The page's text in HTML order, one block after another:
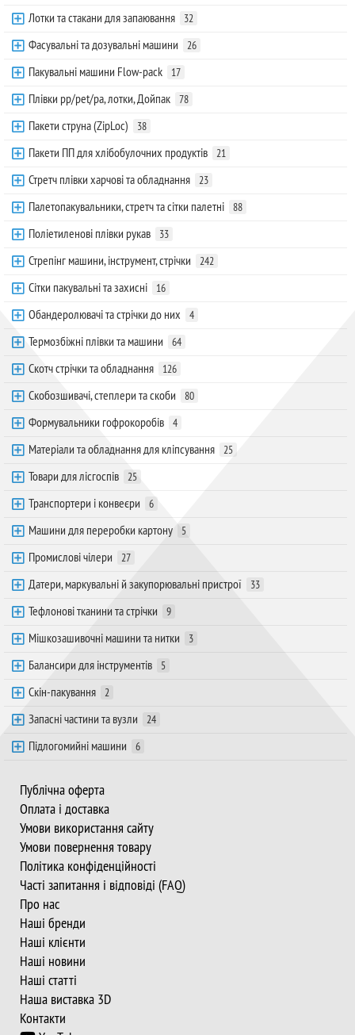
Лотки та стакани для запаювання 32
Фасувальні та дозувальні машини 26
Пакувальні машини Flow-pack 17
Плівки pp/pet/pa, лотки, Дойпак 78
Пакети струна (ZipLoc) 38
Пакети ПП для хлібобулочних продуктів 21
Стретч плівки харчові та обладнання 23
Палетопакувальники, стретч та сітки палетні 88
Поліетиленові плівки рукав 33
Стрепінг машини, інструмент, стрічки 242
Сітки пакувальні та захисні 16
Обандеролювачі та стрічки до них 4
Термозбіжні плівки та машини 64
Скотч стрічки та обладнання 126
Скобозшивачі, степлери та скоби 80
Формувальники гофрокоробів 4
Матеріали та обладнання для кліпсування 25
Товари для лісгоспів 25
Транспортери і конвеєри 6
Машини для переробки картону 5
Промислові чілери 27
Датери, маркувальні й закупорювальні пристрої 33
Тефлонові тканини та стрічки 9
Мішкозашивочні машини та нитки 3
Балансири для інструментів 5
Скін-пакування 2
Запасні частини та вузли 24
Підлогомийні машини 6
Публічна оферта
Оплата і доставка
Умови використання сайту
Умови повернення товару
Політика конфіденційності
Часті запитання і відповіді (FAQ)
Про нас
Наші бренди
Наші клієнти
Наші новини
Наші статті
Наша виставка 3D
Контакти